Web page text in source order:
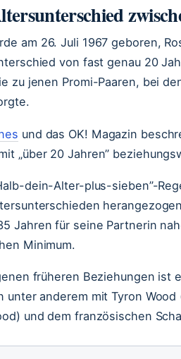
am 26. Juli 1967 geboren,
von fast genau 20
zu jenen Promi-Paaren, bei
und das OK! Magazin
„über 20 Jahren”
dein-Alter-plus-sieben”-
Jahren für seine Partnerin
Minimum.
früheren Beziehungen ist
unter anderem mit Tyron
und dem französischen